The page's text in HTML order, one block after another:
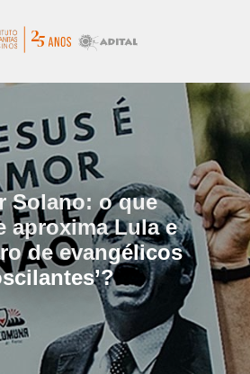
Solano: o que
aproxima Lula e
de evangélicos